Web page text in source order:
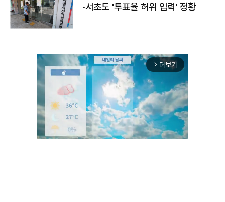
·서초도 '투표율 허위 입력' 정황
arrow_forward_ios 더보기